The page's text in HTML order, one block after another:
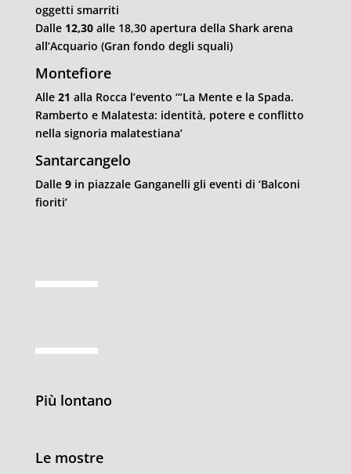
oggetti smarriti
Dalle 12,30alle 18,30 apertura della Shark arena
all’Acquario (Gran fondo degli squali)
Montefiore
Alle 21 alla Rocca l’evento ‘“La Mente e la Spada.
Ramberto e Malatesta: identità, potere e conflitto
nella signoria malatestiana’
Santarcangelo
Dalle 9in piazzale Ganganelli gli eventi di ‘Balconi
fioriti’
Più lontano
Le mostre